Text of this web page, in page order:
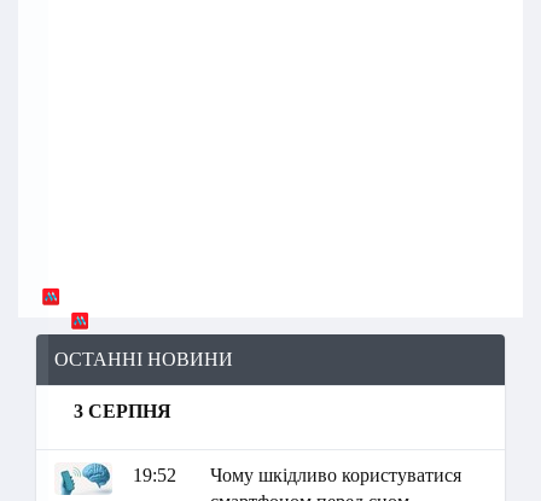
ОСТАННІ НОВИНИ
3 СЕРПНЯ
19:52
Чому шкідливо користуватися